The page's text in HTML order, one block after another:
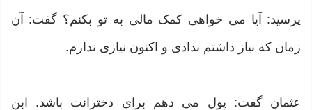
پرسید: آیا می خواهی کمک مالی به تو بکنم؟ گفت: آن
زمان که نیاز داشتم ندادی و اکنون نیازی ندارم.
عثمان گفت: پول می دهم برای دخترانت باشد. ابن